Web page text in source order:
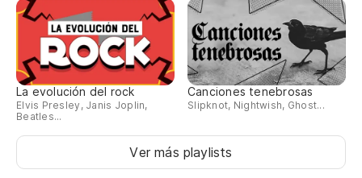
La evolución del rock
Elvis Presley, Janis Joplin,
Beatles...
Canciones tenebrosas
Slipknot, Nightwish, Ghost...
Ver más playlists